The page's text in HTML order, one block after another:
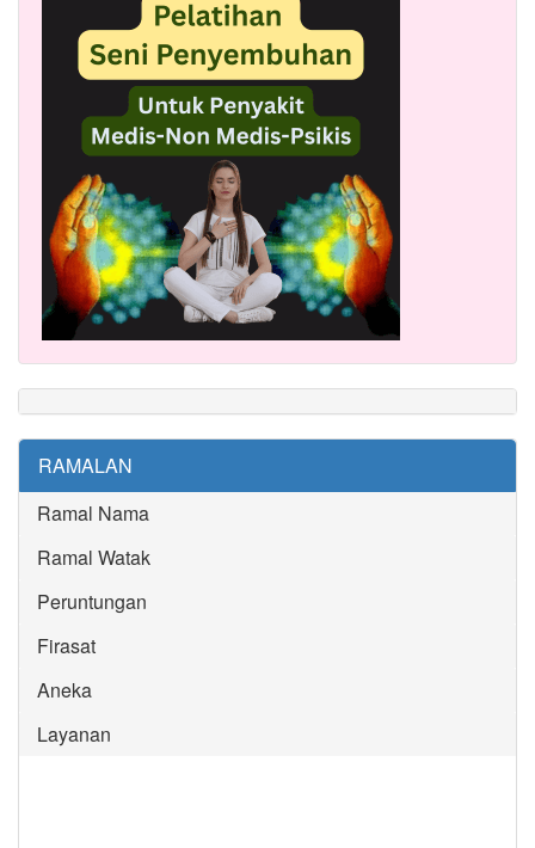
RAMALAN
Ramal Nama
Ramal Watak
Peruntungan
Firasat
Aneka
Layanan